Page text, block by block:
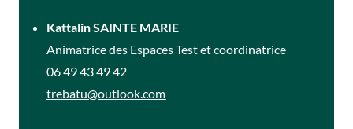
Kattalin SAINTE MARIE
Animatrice des Espaces Test et coordinatrice
06 49 43 49 42
trebatu@outlook.com